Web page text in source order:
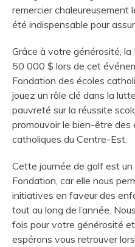
remercier chaleureusement
été indispensable pour
Grâce à votre générosité, la
50 000 $ lors de cet
Fondation des écoles
jouez un rôle clé dans la
pauvreté sur la réussite
promouvoir le bien-être des
catholiques du Centre-Est.
Cette journée de golf est un
Fondation, car elle nous
initiatives en faveur des
tout au long de l’année.
fois pour votre générosité
espérons vous retrouver